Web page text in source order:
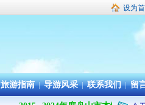
设为
旅游指南 | 导游风采 | 联系我们 | 留